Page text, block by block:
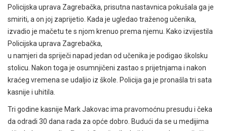
Policijska uprava Zagrebačka, prisutna nastavnica pokušala ga je
smiriti, a on joj zaprijetio. Kada je ugledao traženog učenika,
izvadio je mačetu te s njom krenuo prema njemu. Kako izvijestila
Policijska uprava Zagrebačka,
u namjeri da spriječi napad jedan od učenika je podigao školsku
stolicu. Nakon toga je osumnjičeni zastao s prijetnjama i nakon
kraćeg vremena se udaljio iz škole. Policija ga je pronašla tri sata
kasnije i uhitila.
Tri godine kasnije Mark Jakovac ima pravomoćnu presudu i čeka
da odradi 30 dana rada za opće dobro. Budući da se u medijima